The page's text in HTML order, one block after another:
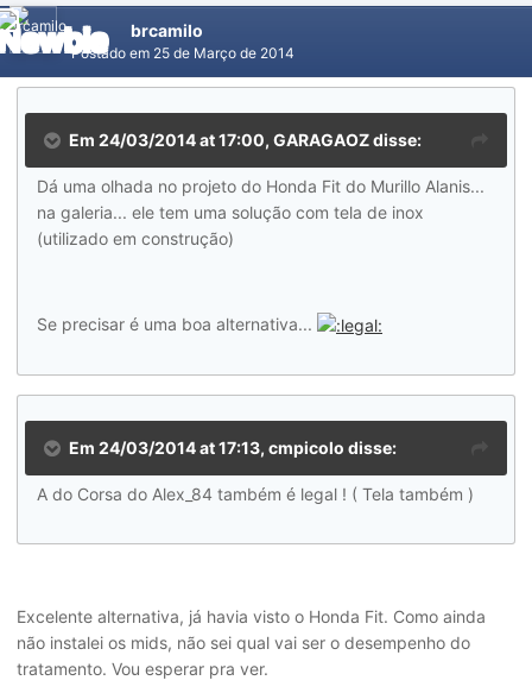
brcamilo
Postado em 25 de Março de 2014
Em 24/03/2014 at 17:00, GARAGAOZ disse:
Dá uma olhada no projeto do Honda Fit do Murillo Alanis...
na galeria... ele tem uma solução com tela de inox
(utilizado em construção)
Se precisar é uma boa alternativa...
Em 24/03/2014 at 17:13, cmpicolo disse:
A do Corsa do Alex_84 também é legal ! ( Tela também )
Excelente alternativa, já havia visto o Honda Fit. Como ainda
não instalei os mids, não sei qual vai ser o desempenho do
tratamento. Vou esperar pra ver.